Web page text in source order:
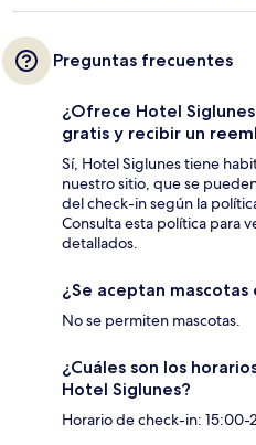
Preguntas frecuentes
¿Ofrece Hotel
gratis y recibir un
Sí, Hotel Siglunes tiene
nuestro sitio, que se
del check-in según la
Consulta esta política para
detallados.
¿Se aceptan mascotas
No se permiten mascotas.
¿Cuáles son los
Hotel Siglunes?
Horario de check-in: 15:00-